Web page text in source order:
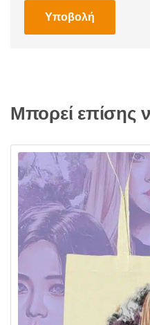
Μπορεί επίσης